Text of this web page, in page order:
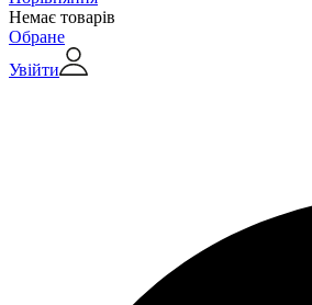
Немає товарів
Обране
Увійти